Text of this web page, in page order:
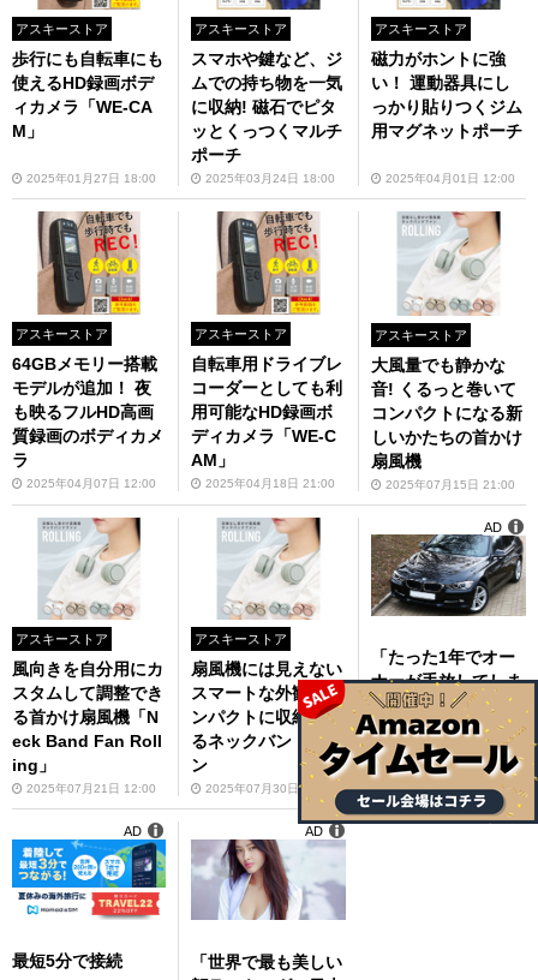
アスキーストア
歩行にも自転車にも
使えるHD録画ボデ
ィカメラ「WE-CA
M」
2025年01月27日 18:00
アスキーストア
スマホや鍵など、ジ
ムでの持ち物を一気
に収納! 磁石でピタ
ッとくっつくマルチ
ポーチ
2025年03月24日 18:00
アスキーストア
磁力がホントに強
い！ 運動器具にし
っかり貼りつくジム
用マグネットポーチ
2025年04月01日 12:00
アスキーストア
64GBメモリー搭載
モデルが追加！ 夜
も映るフルHD高画
質録画のボディカメ
ラ
2025年04月07日 12:00
アスキーストア
自転車用ドライブレ
コーダーとしても利
用可能なHD録画ボ
ディカメラ「WE-C
AM」
2025年04月18日 21:00
アスキーストア
大風量でも静かな
音! くるっと巻いて
コンパクトになる新
しいかたちの首かけ
扇風機
2025年07月15日 21:00
アスキーストア
風向きを自分用にカ
スタムして調整でき
る首かけ扇風機「N
eck Band Fan Roll
ing」
2025年07月21日 12:00
アスキーストア
扇風機には見えない
スマートな外観! コ
ンパクトに収納でき
るネックバンドファ
ン
2025年07月30日 12:00
「たった1年でオー
ナーが手放してしま
う車ランキング」
あの日本車も登場
PR Skyrocket株式会社
AD
最短5分で接続
AD
「世界で最も美しい
AD